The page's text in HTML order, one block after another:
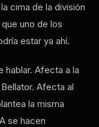
cima de la división
uno de los
estar ya ahí.
hablar. Afecta a la
Afecta al
la misma
se hacen